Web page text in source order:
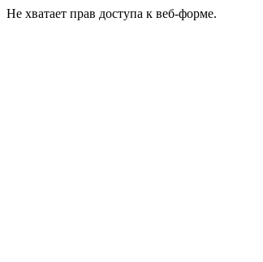
Не хватает прав доступа к веб-форме.